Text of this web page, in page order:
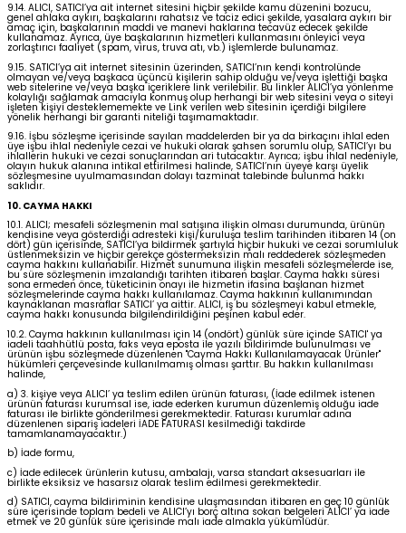
9.14. ALICI, SATICI’ya ait internet sitesini hiçbir şekilde kamu düzenini bozucu,
genel ahlaka aykırı, başkalarını rahatsız ve taciz edici şekilde, yasalara aykırı bir
amaç için, başkalarının maddi ve manevi haklarına tecavüz edecek şekilde
kullanamaz. Ayrıca, üye başkalarının hizmetleri kullanmasını önleyici veya
zorlaştırıcı faaliyet (spam, virus, truva atı, vb.) işlemlerde bulunamaz.
9.15. SATICI’ya ait internet sitesinin üzerinden, SATICI’nın kendi kontrolünde
olmayan ve/veya başkaca üçüncü kişilerin sahip olduğu ve/veya işlettiği başka
web sitelerine ve/veya başka içeriklere link verilebilir. Bu linkler ALICI’ya yönlenme
kolaylığı sağlamak amacıyla konmuş olup herhangi bir web sitesini veya o siteyi
işleten kişiyi desteklememekte ve Link verilen web sitesinin içerdiği bilgilere
yönelik herhangi bir garanti niteliği taşımamaktadır.
9.16. İşbu sözleşme içerisinde sayılan maddelerden bir ya da birkaçını ihlal eden
üye işbu ihlal nedeniyle cezai ve hukuki olarak şahsen sorumlu olup, SATICI’yı bu
ihlallerin hukuki ve cezai sonuçlarından ari tutacaktır. Ayrıca; işbu ihlal nedeniyle,
olayın hukuk alanına intikal ettirilmesi halinde, SATICI’nın üyeye karşı üyelik
sözleşmesine uyulmamasından dolayı tazminat talebinde bulunma hakkı
saklıdır.
10. CAYMA HAKKI
10.1. ALICI; mesafeli sözleşmenin mal satışına ilişkin olması durumunda, ürünün
kendisine veya gösterdiği adresteki kişi/kuruluşa teslim tarihinden itibaren 14 (on
dört) gün içerisinde, SATICI’ya bildirmek şartıyla hiçbir hukuki ve cezai sorumluluk
üstlenmeksizin ve hiçbir gerekçe göstermeksizin malı reddederek sözleşmeden
cayma hakkını kullanabilir. Hizmet sunumuna ilişkin mesafeli sözleşmelerde ise,
bu süre sözleşmenin imzalandığı tarihten itibaren başlar. Cayma hakkı süresi
sona ermeden önce, tüketicinin onayı ile hizmetin ifasına başlanan hizmet
sözleşmelerinde cayma hakkı kullanılamaz. Cayma hakkının kullanımından
kaynaklanan masraflar SATICI’ ya aittir. ALICI, iş bu sözleşmeyi kabul etmekle,
cayma hakkı konusunda bilgilendirildiğini peşinen kabul eder.
10.2. Cayma hakkının kullanılması için 14 (ondört) günlük süre içinde SATICI' ya
iadeli taahhütlü posta, faks veya eposta ile yazılı bildirimde bulunulması ve
ürünün işbu sözleşmede düzenlenen "Cayma Hakkı Kullanılamayacak Ürünler"
hükümleri çerçevesinde kullanılmamış olması şarttır. Bu hakkın kullanılması
halinde,
a) 3. kişiye veya ALICI’ ya teslim edilen ürünün faturası, (İade edilmek istenen
ürünün faturası kurumsal ise, iade ederken kurumun düzenlemiş olduğu iade
faturası ile birlikte gönderilmesi gerekmektedir. Faturası kurumlar adına
düzenlenen sipariş iadeleri İADE FATURASI kesilmediği takdirde
tamamlanamayacaktır.)
b) İade formu,
c) İade edilecek ürünlerin kutusu, ambalajı, varsa standart aksesuarları ile
birlikte eksiksiz ve hasarsız olarak teslim edilmesi gerekmektedir.
d) SATICI, cayma bildiriminin kendisine ulaşmasından itibaren en geç 10 günlük
süre içerisinde toplam bedeli ve ALICI’yı borç altına sokan belgeleri ALICI’ ya iade
etmek ve 20 günlük süre içerisinde malı iade almakla yükümlüdür.